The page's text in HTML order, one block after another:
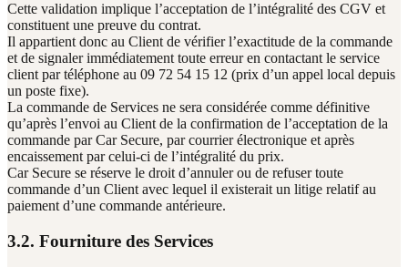
Cette validation implique l’acceptation de l’intégralité des CGV et
constituent une preuve du contrat.
Il appartient donc au Client de vérifier l’exactitude de la commande
et de signaler immédiatement toute erreur en contactant le service
client par téléphone au 09 72 54 15 12 (prix d’un appel local depuis
un poste fixe).
La commande de Services ne sera considérée comme définitive
qu’après l’envoi au Client de la confirmation de l’acceptation de la
commande par Car Secure, par courrier électronique et après
encaissement par celui-ci de l’intégralité du prix.
Car Secure se réserve le droit d’annuler ou de refuser toute
commande d’un Client avec lequel il existerait un litige relatif au
paiement d’une commande antérieure.
3.2. Fourniture des Services